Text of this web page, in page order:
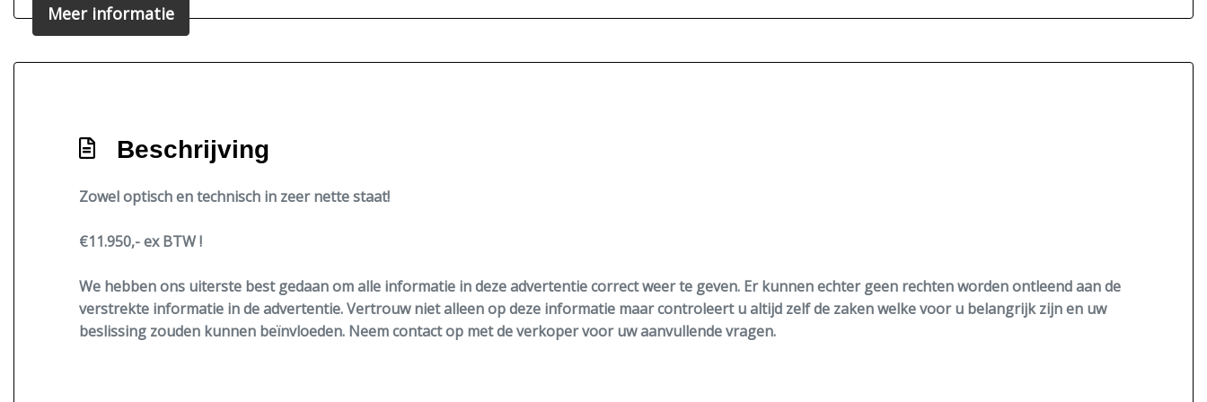
Meer informatie
Beschrijving
Zowel optisch en technisch in zeer nette staat!
€11.950,- ex BTW !
We hebben ons uiterste best gedaan om alle informatie in deze advertentie correct weer te geven. Er kunnen echter geen rechten worden ontleend aan de
verstrekte informatie in de advertentie. Vertrouw niet alleen op deze informatie maar controleert u altijd zelf de zaken welke voor u belangrijk zijn en uw
beslissing zouden kunnen beïnvloeden. Neem contact op met de verkoper voor uw aanvullende vragen.